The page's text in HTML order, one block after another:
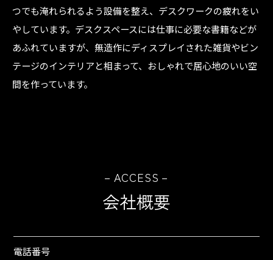
つでも淹れられるよう設備を整え、デスクワークの疲れをい
やしています。デスクスペースには仕事に必要な書籍などが
あふれていますが、無造作にディスプレイされた雑貨やビン
テージのインテリアと相まって、おしゃれで居心地のいい空
間を作っています。
－ACCESS－
会社概要
電話番号